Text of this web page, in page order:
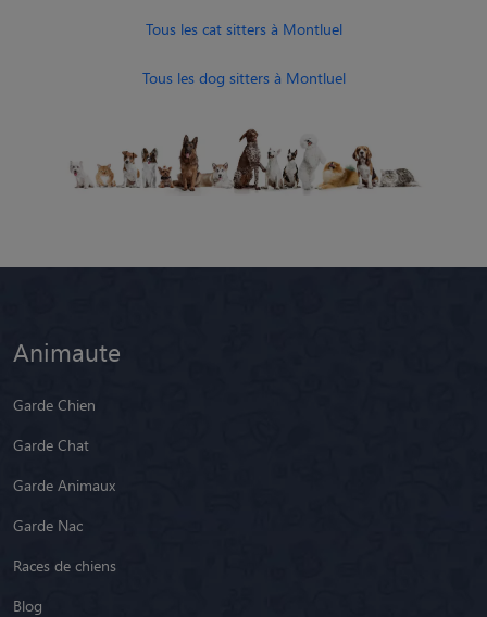
Tous les cat sitters à Montluel
Tous les dog sitters à Montluel
Animaute
Garde Chien
Garde Chat
Garde Animaux
Garde Nac
Races de chiens
Blog